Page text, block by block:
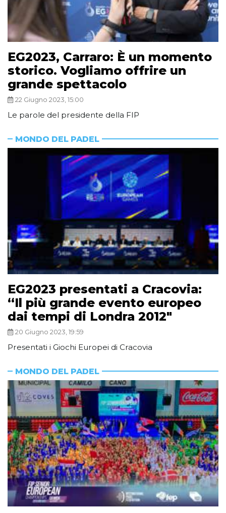
EG2023, Carraro: È un momento
storico. Vogliamo offrire un
grande spettacolo
22 Giugno 2023, 15:00
Le parole del presidente della FIP
MONDO DEL PADEL
EG2023 presentati a Cracovia:
“Il più grande evento europeo
dai tempi di Londra 2012″
20 Giugno 2023, 19:59
Presentati i Giochi Europei di Cracovia
MONDO DEL PADEL